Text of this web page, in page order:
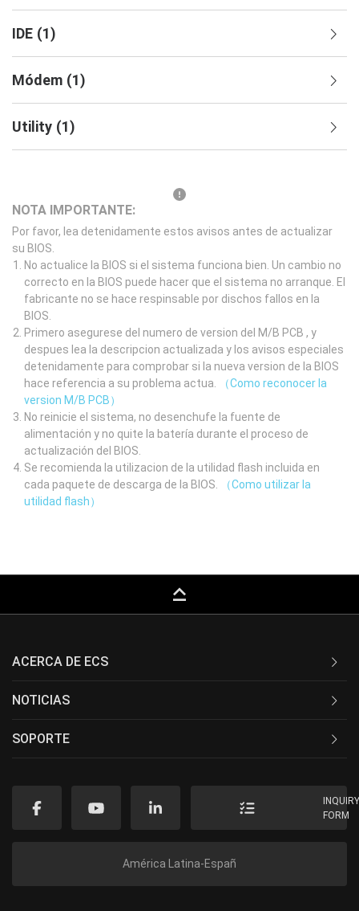
IDE (1)
Módem (1)
Utility (1)
NOTA IMPORTANTE:
Por favor, lea detenidamente estos avisos antes de actualizar
su BIOS.
No actualice la BIOS si el sistema funciona bien. Un cambio no
correcto en la BIOS puede hacer que el sistema no arranque. El
fabricante no se hace respinsable por dischos fallos en la
BIOS.
Primero asegurese del numero de version del M/B PCB , y
despues lea la descripcion actualizada y los avisos especiales
detenidamente para comprobar si la nueva version de la BIOS
hace referencia a su problema actua.
（Como reconocer la
version M/B PCB）
No reinicie el sistema, no desenchufe la fuente de
alimentación y no quite la batería durante el proceso de
actualización del BIOS.
Se recomienda la utilizacion de la utilidad flash incluida en
cada paquete de descarga de la BIOS.
（Como utilizar la
utilidad flash）
keyboard_capslock
ACERCA DE ECS
NOTICIAS
SOPORTE
FORM
América Latina-Españ